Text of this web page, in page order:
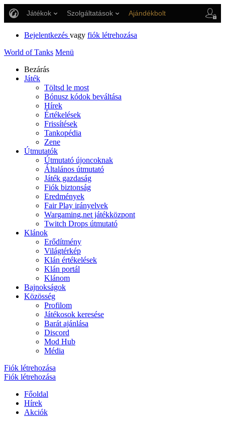
Játékok Szolgáltatások Ajándékbolt
Ügyfélszolgálat
Bejelentkezés vagy fiók létrehozása
World of Tanks Menü
Bezárás
Játék
Töltsd le most
Bónusz kódok beváltása
Hírek
Értékelések
Frissítések
Tankopédia
Zene
Útmutatók
Útmutató újoncoknak
Általános útmutató
Játék gazdaság
Fiók biztonság
Eredmények
Fair Play irányelvek
Wargaming.net játékközpont
Twitch Drops útmutató
Klánok
Erődítmény
Világtérkép
Klán értékelések
Klán portál
Klánom
Bajnokságok
Közösség
Profilom
Játékosok keresése
Barát ajánlása
Discord
Mod Hub
Média
Fiók létrehozása
Fiók létrehozása
Főoldal
Hírek
Akciók